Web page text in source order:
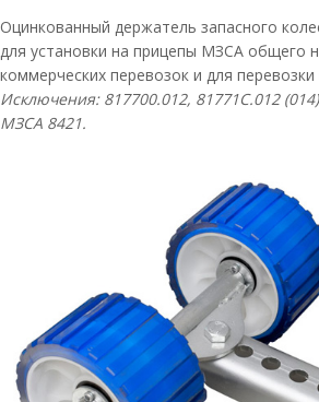
Оцинкованный держатель запасного
для установки на прицепы МЗСА общего
коммерческих перевозок и для
Исключения: 817700.012, 81771C.012
МЗСА 8421.